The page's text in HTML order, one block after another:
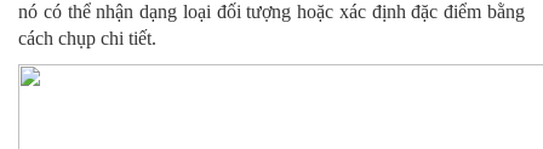
nó có thể nhận dạng loại đối tượng hoặc xác định đặc điểm bằng
cách chụp chi tiết.